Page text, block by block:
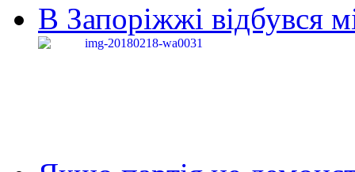
В Запоріжжі відбувся